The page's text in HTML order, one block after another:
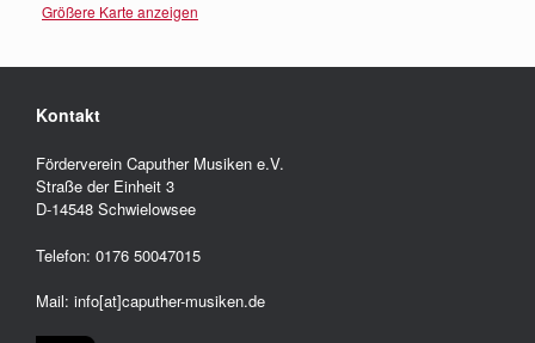
Größere Karte anzeigen
Kontakt
Förderverein Caputher Musiken e.V.
Straße der Einheit 3
D-14548 Schwielowsee
Telefon: 0176 50047015
Mail: info[at]caputher-musiken.de